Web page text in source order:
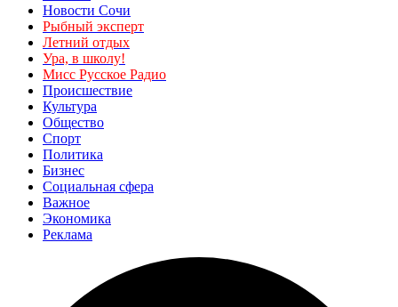
Новости Сочи
Рыбный эксперт
Летний отдых
Ура, в школу!
Мисс Русское Радио
Происшествие
Культура
Общество
Спорт
Политика
Бизнес
Социальная сфера
Важное
Экономика
Реклама